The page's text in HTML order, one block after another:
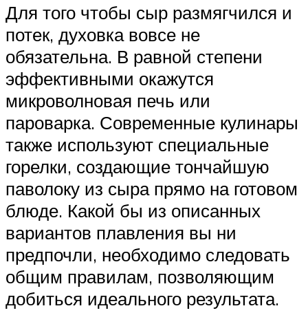
Для того чтобы сыр размягчился и
потек, духовка вовсе не
обязательна. В равной степени
эффективными окажутся
микроволновая печь или
пароварка. Современные кулинары
также используют специальные
горелки, создающие тончайшую
паволоку из сыра прямо на готовом
блюде. Какой бы из описанных
вариантов плавления вы ни
предпочли, необходимо следовать
общим правилам, позволяющим
добиться идеального результата.